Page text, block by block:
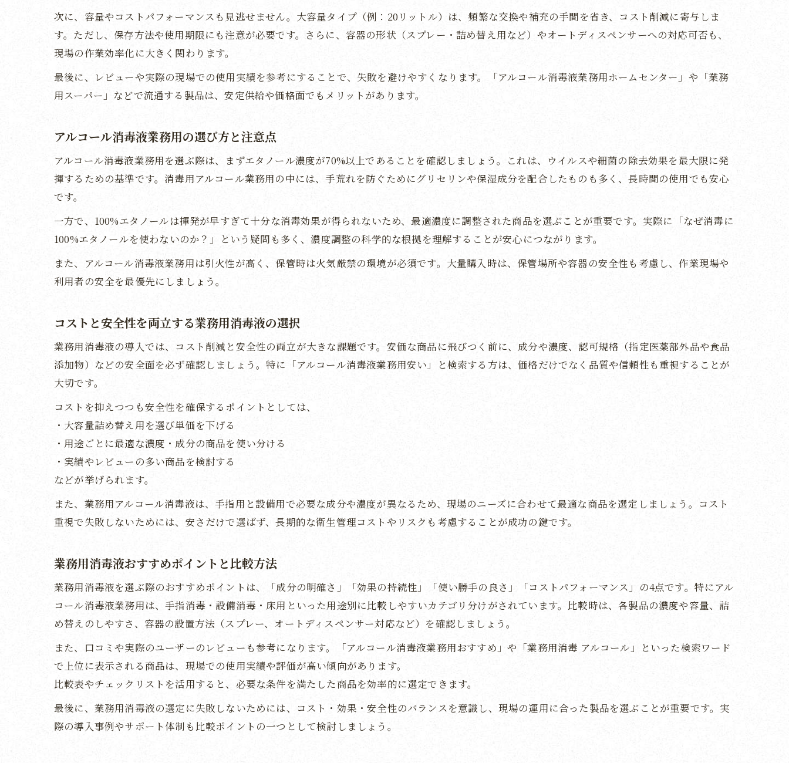
次亜塩素酸水とアルコールの業務用比較
業務用消毒液70%以上の特徴と効果を解説
業務用消毒液70%以上で得られる衛生メリット
アルコール消毒液業務用の濃度比較ポイント
業務用消毒液70%以上の見極めチェック法
次に、容量やコストパフォーマンスも見逃せません。大容量タイプ（例：20リットル）は、頻繁な交換や補充の手間を省き、コスト削減に寄与しま
す。ただし、保存方法や使用期限にも注意が必要です。さらに、容器の形状（スプレー・詰め替え用など）やオートディスペンサーへの対応可否も、
現場の作業効率化に大きく関わります。
最後に、レビューや実際の現場での使用実績を参考にすることで、失敗を避けやすくなります。「アルコール消毒液業務用ホームセンター」や「業務
用スーパー」などで流通する製品は、安定供給や価格面でもメリットがあります。
アルコール消毒液業務用の選び方と注意点
アルコール消毒液業務用を選ぶ際は、まずエタノール濃度が70%以上であることを確認しましょう。これは、ウイルスや細菌の除去効果を最大限に発
揮するための基準です。消毒用アルコール業務用の中には、手荒れを防ぐためにグリセリンや保湿成分を配合したものも多く、長時間の使用でも安心
です。
一方で、100%エタノールは揮発が早すぎて十分な消毒効果が得られないため、最適濃度に調整された商品を選ぶことが重要です。実際に「なぜ消毒に
100%エタノールを使わないのか？」という疑問も多く、濃度調整の科学的な根拠を理解することが安心につながります。
また、アルコール消毒液業務用は引火性が高く、保管時は火気厳禁の環境が必須です。大量購入時は、保管場所や容器の安全性も考慮し、作業現場や
利用者の安全を最優先にしましょう。
コストと安全性を両立する業務用消毒液の選択
業務用消毒液の導入では、コスト削減と安全性の両立が大きな課題です。安価な商品に飛びつく前に、成分や濃度、認可規格（指定医薬部外品や食品
添加物）などの安全面を必ず確認しましょう。特に「アルコール消毒液業務用安い」と検索する方は、価格だけでなく品質や信頼性も重視することが
大切です。
コストを抑えつつも安全性を確保するポイントとしては、
・大容量詰め替え用を選び単価を下げる
・用途ごとに最適な濃度・成分の商品を使い分ける
・実績やレビューの多い商品を検討する
などが挙げられます。
また、業務用アルコール消毒液は、手指用と設備用で必要な成分や濃度が異なるため、現場のニーズに合わせて最適な商品を選定しましょう。コスト
重視で失敗しないためには、安さだけで選ばず、長期的な衛生管理コストやリスクも考慮することが成功の鍵です。
業務用消毒液おすすめポイントと比較方法
業務用消毒液を選ぶ際のおすすめポイントは、「成分の明確さ」「効果の持続性」「使い勝手の良さ」「コストパフォーマンス」の4点です。特にアル
コール消毒液業務用は、手指消毒・設備消毒・床用といった用途別に比較しやすいカテゴリ分けがされています。比較時は、各製品の濃度や容量、詰
め替えのしやすさ、容器の設置方法（スプレー、オートディスペンサー対応など）を確認しましょう。
また、口コミや実際のユーザーのレビューも参考になります。「アルコール消毒液業務用おすすめ」や「業務用消毒 アルコール」といった検索ワード
で上位に表示される商品は、現場での使用実績や評価が高い傾向があります。
比較表やチェックリストを活用すると、必要な条件を満たした商品を効率的に選定できます。
最後に、業務用消毒液の選定に失敗しないためには、コスト・効果・安全性のバランスを意識し、現場の運用に合った製品を選ぶことが重要です。実
際の導入事例やサポート体制も比較ポイントの一つとして検討しましょう。